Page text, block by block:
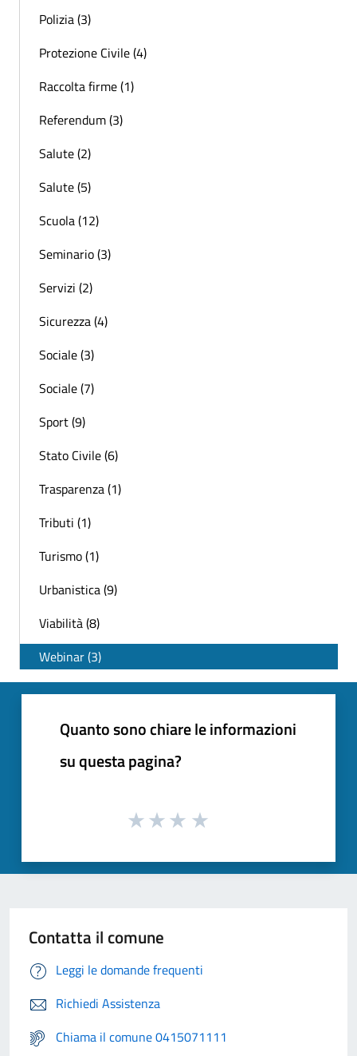
Polizia (3)
Protezione Civile (4)
Raccolta firme (1)
Referendum (3)
Salute (2)
Salute (5)
Scuola (12)
Seminario (3)
Servizi (2)
Sicurezza (4)
Sociale (3)
Sociale (7)
Sport (9)
Stato Civile (6)
Trasparenza (1)
Tributi (1)
Turismo (1)
Urbanistica (9)
Viabilità (8)
Webinar (3)
Quanto sono chiare le informazioni
su questa pagina?
Contatta il comune
Leggi le domande frequenti
Richiedi Assistenza
Chiama il comune 0415071111